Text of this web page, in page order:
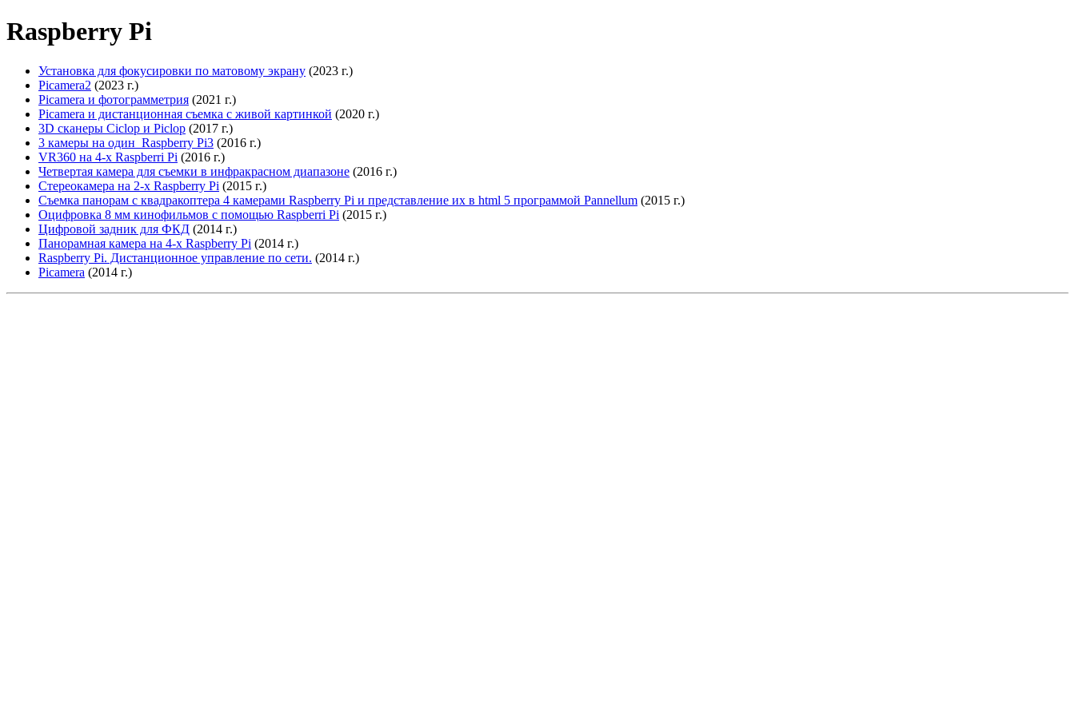
Raspberry Pi
Установка для фокусировки по матовому экрану (2023 г.)
Picamera2 (2023 г.)
Picamera и фотограмметрия (2021 г.)
Picamera и дистанционная съемка с живой картинкой (2020 г.)
3D сканеры Ciclop и Piclop (2017 г.)
3 камеры на один Raspberry Pi3 (2016 г.)
VR360 на 4-х Raspberri Pi (2016 г.)
Четвертая камера для съемки в инфракрасном диапазоне (2016 г.)
Стереокамера на 2-х Raspberry Pi (2015 г.)
Съемка панорам с квадракоптера 4 камерами Raspberry Pi и представление их в html 5 программой Pannellum (2015 г.)
Оцифровка 8 мм кинофильмов с помощью Raspberri Pi (2015 г.)
Цифровой задник для ФКД (2014 г.)
Панорамная камера на 4-х Raspberry Pi (2014 г.)
Raspberry Pi. Дистанционное управление по сети. (2014 г.)
Picamera (2014 г.)